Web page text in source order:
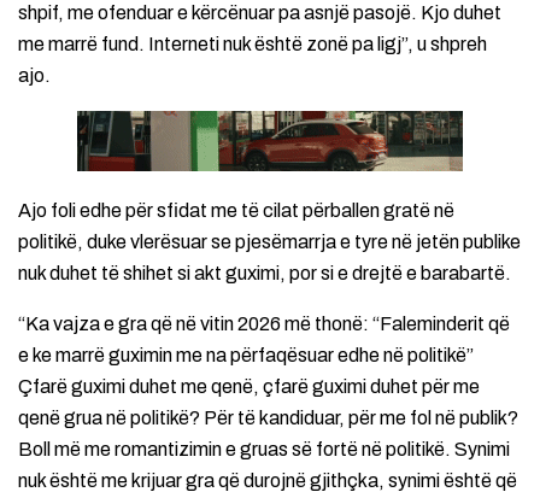
shpif, me ofenduar e kërcënuar pa asnjë pasojë. Kjo duhet
me marrë fund. Interneti nuk është zonë pa ligj”, u shpreh
ajo.
Ajo foli edhe për sfidat me të cilat përballen gratë në
politikë, duke vlerësuar se pjesëmarrja e tyre në jetën publike
nuk duhet të shihet si akt guximi, por si e drejtë e barabartë.
“Ka vajza e gra që në vitin 2026 më thonë: “Faleminderit që
e ke marrë guximin me na përfaqësuar edhe në politikë”
Çfarë guximi duhet me qenë, çfarë guximi duhet për me
qenë grua në politikë? Për të kandiduar, për me fol në publik?
Boll më me romantizimin e gruas së fortë në politikë. Synimi
nuk është me krijuar gra që durojnë gjithçka, synimi është që